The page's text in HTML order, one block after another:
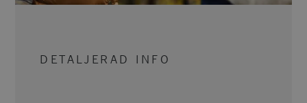
DETALJERAD INFO